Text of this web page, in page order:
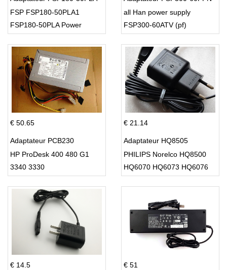
FSP FSP180-50PLA1
FSP180-50PLA Power
all Han power supply
FSP300-60ATV (pf)
€ 50.65
Adaptateur PCB230
HP ProDesk 400 480 G1
3340 3330
€ 21.14
Adaptateur HQ8505
PHILIPS Norelco HQ8500
HQ6070 HQ6073 HQ6076
€ 14.5 € 51